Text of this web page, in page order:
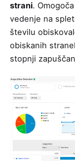
strani.
vedenje na
številu
obiskanih
stopnji